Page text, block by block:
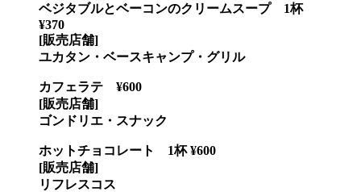
ベジタブルとベーコンのクリームスープ 1杯
¥370
[販売店舗]
ユカタン・ベースキャンプ・グリル
カフェラテ ¥600
[販売店舗]
ゴンドリエ・スナック
ホットチョコレート 1杯 ¥600
[販売店舗]
リフレスコス